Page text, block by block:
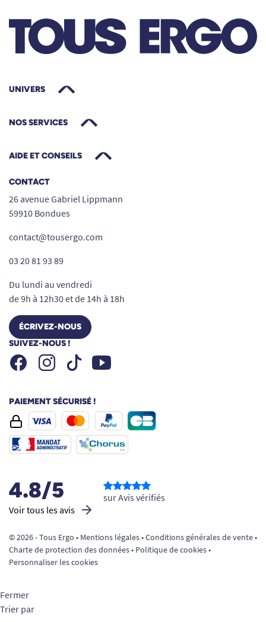
UNIVERS
NOS SERVICES
AIDE ET CONSEILS
CONTACT
26 avenue Gabriel Lippmann
59910 Bondues
contact@tousergo.com
03 20 81 93 89
Du lundi au vendredi
de 9h à 12h30 et de 14h à 18h
ÉCRIVEZ-NOUS
SUIVEZ-NOUS !
FacebookInstagramTiktok Youtube
PAIEMENT SÉCURISÉ !
4.8/5
Voir tous les avis
sur Avis vérifiés
© 2026 - Tous Ergo • Mentions légales•Conditions générales de vente•
Charte de protection des données• Politique de cookies•
Personnaliser les cookies
Fermer
Trier par